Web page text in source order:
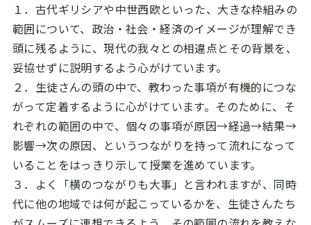
１．古代ギリシアや中世西欧といった、大きな枠組みの
範囲について、政治・社会・経済のイメージが理解でき
頭に残るように、現代の我々との相違点とその背景を、
妥協せずに説明するよう心がけています。
２．生徒さんの頭の中で、教わった事項が有機的につな
がって定着するように心がけています。そのために、そ
れぞれの範囲の中で、個々の事項が原因→経過→結果→
影響→次の原因、というつながりを持って流れになって
いることをはっきり示して授業を進めています。
３．よく「横のつながりも大事」と言われますが、同時
代に他の地域では何が起こっているかを、生徒さんたち